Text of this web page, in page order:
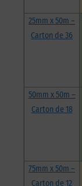
25mm x 50m –
Carton de 36
50mm x 50m –
Carton de 18
75mm x 50m –
Carton de 12